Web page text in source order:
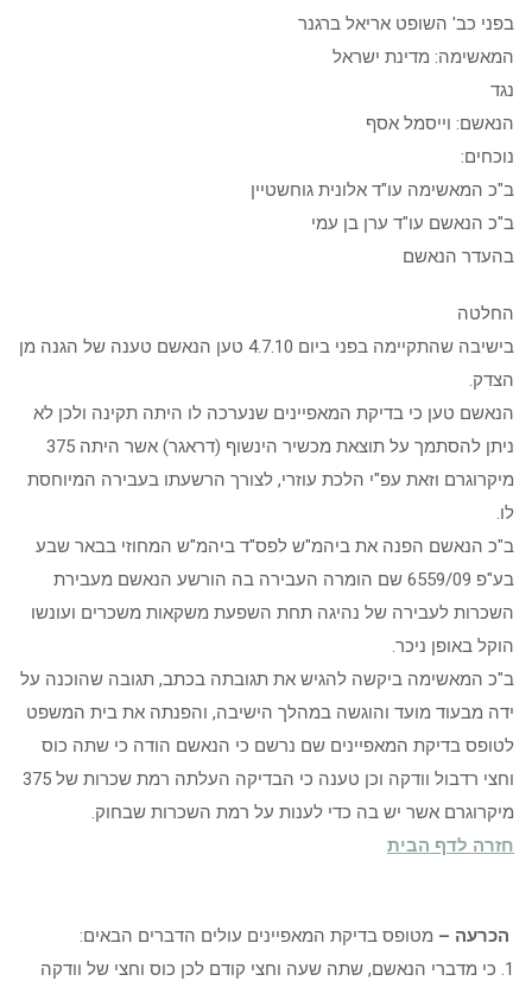
בפני כב' השופט אריאל ברגנר
המאשימה: מדינת ישראל
נגד
הנאשם: וייסמל אסף
נוכחים:
ב"כ המאשימה עו"ד אלונית גוחשטיין
ב"כ הנאשם עו"ד ערן בן עמי
בהעדר הנאשם
החלטה
בישיבה שהתקיימה בפני ביום 4.7.10 טען הנאשם טענה של הגנה מן
הצדק.
הנאשם טען כי בדיקת המאפיינים שנערכה לו היתה תקינה ולכן לא
ניתן להסתמך על תוצאת מכשיר הינשוף (דראגר) אשר היתה 375
מיקרוגרם וזאת עפ"י הלכת עוזרי, לצורך הרשעתו בעבירה המיוחסת
לו.
ב"כ הנאשם הפנה את ביהמ"ש לפס"ד ביהמ"ש המחוזי בבאר שבע
בע"פ 6559/09 שם הומרה העבירה בה הורשע הנאשם מעבירת
השכרות לעבירה של נהיגה תחת השפעת משקאות משכרים ועונשו
הוקל באופן ניכר.
ב"כ המאשימה ביקשה להגיש את תגובתה בכתב, תגובה שהוכנה על
ידה מבעוד מועד והוגשה במהלך הישיבה, והפנתה את בית המשפט
לטופס בדיקת המאפיינים שם נרשם כי הנאשם הודה כי שתה כוס
וחצי רדבול וודקה וכן טענה כי הבדיקה העלתה רמת שכרות של 375
מיקרוגרם אשר יש בה כדי לענות על רמת השכרות שבחוק.
חזרה לדף הבית
הכרעה – מטופס בדיקת המאפיינים עולים הדברים הבאים:
1. כי מדברי הנאשם, שתה שעה וחצי קודם לכן כוס וחצי של וודקה